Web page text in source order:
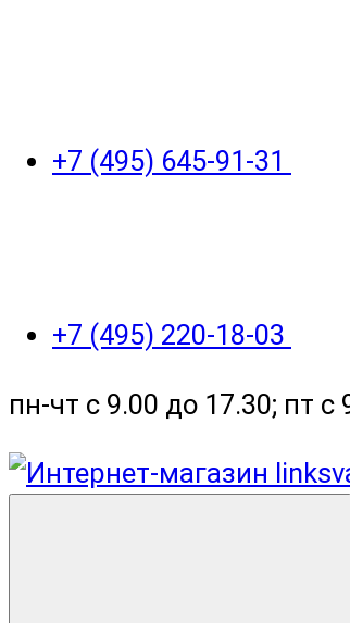
+7 (495) 645-91-31
+7 (495) 220-18-03
пн-чт с 9.00 до 17.30; пт